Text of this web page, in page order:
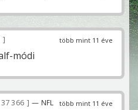
több mint 11 éve
módi
több mint 11 éve
37 366
— NFL